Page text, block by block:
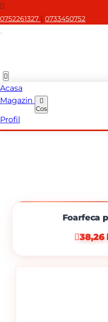
0752261327 | 0733450752
Acasa
Magazin
Cos
Profil
Foarfeca
38,26